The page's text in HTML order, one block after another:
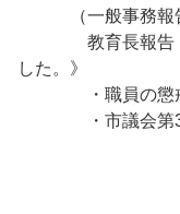
（一般事務報
教育長報告 《以
した。》
・職員の懲戒
・市議会第3回